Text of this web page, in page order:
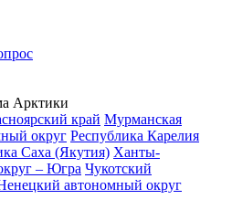
Арктики
край Мурманская
округ Республика Карелия
Саха (Якутия) Ханты-
– Югра Чукотский
автономный округ